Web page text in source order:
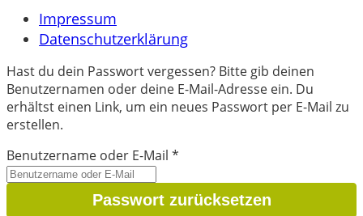
Impressum
Datenschutzerklärung
Hast du dein Passwort vergessen? Bitte gib deinen
Benutzernamen oder deine E-Mail-Adresse ein. Du
erhältst einen Link, um ein neues Passwort per E-Mail zu
erstellen.
Benutzername oder E-Mail *